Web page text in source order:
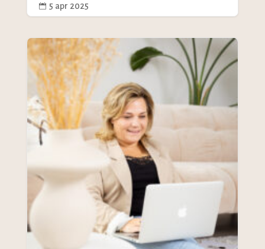
 5 apr 2025